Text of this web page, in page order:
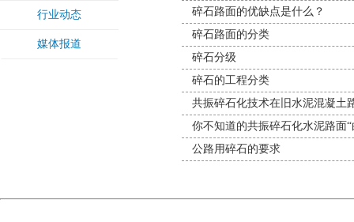
行业动态
媒体报道
碎石路面的优缺点是什么？
碎石路面的分类
碎石分级
碎石的工程分类
共振碎石化技术在旧水泥混凝土
你不知道的共振碎石化水泥路面
公路用碎石的要求